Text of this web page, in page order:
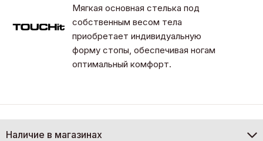
Мягкая основная стелька под
собственным весом тела
приобретает индивидуальную
форму стопы, обеспечивая ногам
оптимальный комфорт.
Наличие в магазинах